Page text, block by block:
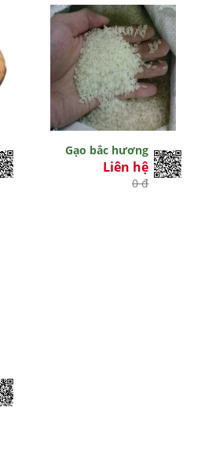
Gạo bắc hương
Liên hệ
0 đ